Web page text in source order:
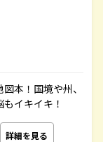
本！国境や州、
イキイキ！
詳細を見る